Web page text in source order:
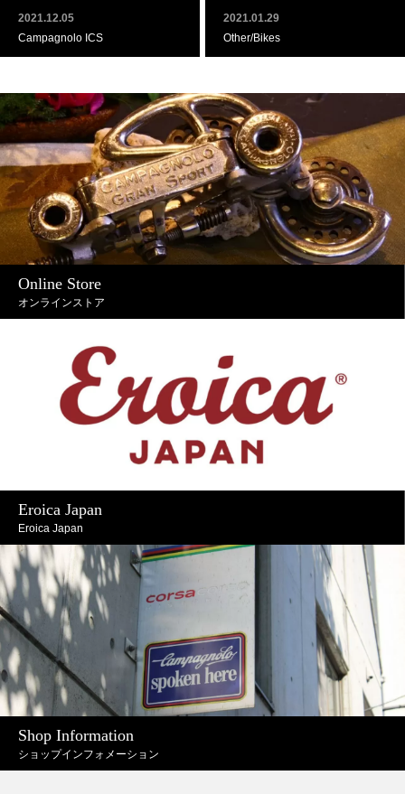
2021.12.05
Campagnolo ICS
2021.01.29
Other/Bikes
Online Store
オンラインストア
Eroica Japan
Eroica Japan
Shop Information
ショップインフォメーション